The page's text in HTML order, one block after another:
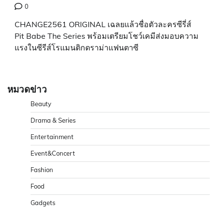
0
CHANGE2561 ORIGINAL เฉลยแล้วชื่อตัวละครซีรี่ส์
Pit Babe The Series พร้อมเตรียมโชว์เคมีส่งมอบความ
แรงในซีรีส์โรแมนติกดราม่าแฟนตาซี
หมวดข่าว
Beauty
Drama & Series
Entertainment
Event&Concert
Fashion
Food
Gadgets